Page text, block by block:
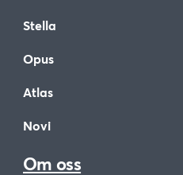
Stella
Opus
Atlas
Novi
Om oss